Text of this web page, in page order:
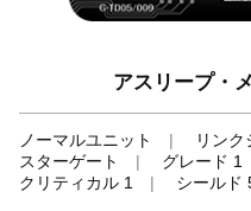
アスリープ・
ノーマルユニット リンク
スターゲート
グレード 1
クリティカル 1
シールド